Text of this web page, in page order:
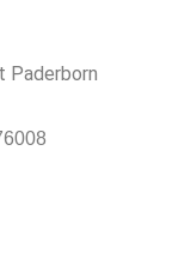
Paderborn